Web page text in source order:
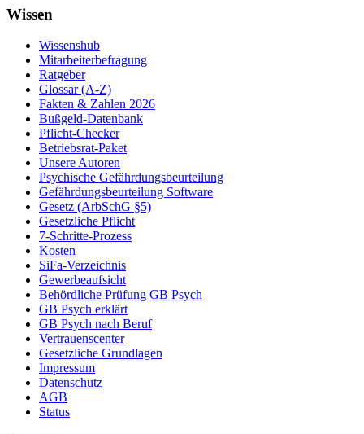
Wissen
Wissenshub
Mitarbeiterbefragung
Ratgeber
Glossar (A-Z)
Fakten & Zahlen 2026
Bußgeld-Datenbank
Pflicht-Checker
Betriebsrat-Paket
Unsere Autoren
Psychische Gefährdungsbeurteilung
Gefährdungsbeurteilung Software
Gesetz (ArbSchG §5)
Gesetzliche Pflicht
7-Schritte-Prozess
Kosten
SiFa-Verzeichnis
Gewerbeaufsicht
Behördliche Prüfung GB Psych
GB Psych erklärt
GB Psych nach Beruf
Vertrauenscenter
Gesetzliche Grundlagen
Impressum
Datenschutz
AGB
Status